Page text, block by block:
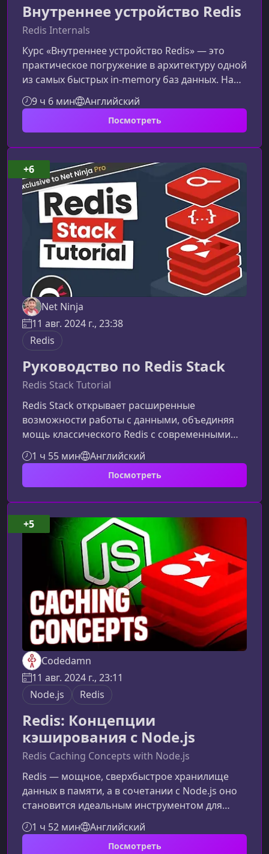
Внутреннее устройство Redis
Redis Internals
Курс «Внутреннее устройство Redis» — это
практическое погружение в архитектуру одной
из самых быстрых in-memory баз данных. На
протяжении обучения вы шаг за шагом
воссоздадите ключевые механизмы Redis на
Go и поймёте, как устроен этот движок «под
для разработчиков, которые хотят глубже
понять внутренние механизмы Redis и
научиться воспроизводить их
самостоятельно. Вы не просто изучите теорию
— вы постр
9 ч 6 мин Английский
Посмотреть
Net Ninja
11 авг. 2024 г., 23:38
Redis
Руководство по Redis Stack
Redis Stack Tutorial
Redis Stack открывает расширенные
возможности работы с данными, объединяя
мощь классического Redis с современными
модулями. Этот курс поможет вам уверенно
освоить Redis JSON, RediSearch и Redis OM,
чтобы создавать высокопроизводительные
данными.Что вы изучите в этом курсеКурс
сфокусирован на практическом применении
Redis Stack и поэтапно познакомит вас с его
ключевыми компонентами. Вы научитесь
работать с
1 ч 55 мин Английский
Посмотреть
+6
Codedamn
11 авг. 2024 г., 23:11
Node.js
Redis
Redis: Концепции
кэширования с Node.js
Redis Caching Concepts with Node.js
Redis — мощное, сверхбыстрое хранилище
данных в памяти, а в сочетании с Node.js оно
становится идеальным инструментом для
кэширования, оптимизации
производительности и построения
высоконагруженных приложений. Что вы
1 ч 52 мин Английский
Посмотреть
+5